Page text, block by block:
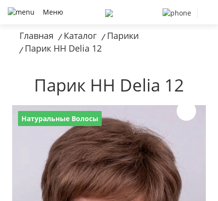
Меню
Главная / Каталог / Парики
/ Парик HH Delia 12
Парик HH Delia 12
Натуральные Волосы